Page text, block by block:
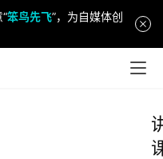
笨鸟先飞”，为自媒体创